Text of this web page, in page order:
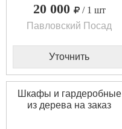
20 000
/ 1 шт
Павловский Посад
Уточнить
Шкафы и гардеробные
из дерева на заказ